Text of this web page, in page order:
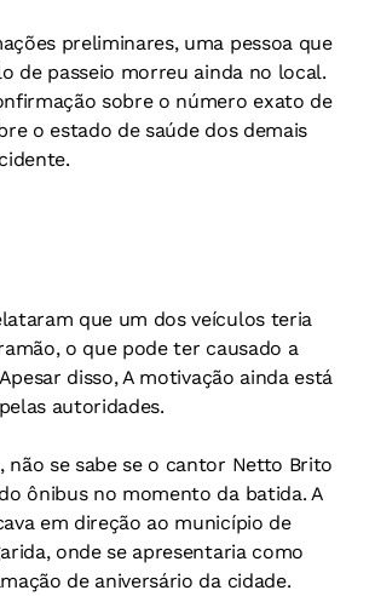
preliminares, uma pessoa que
de passeio morreu ainda no local.
sobre o número exato de
o estado de saúde dos demais
que um dos veículos teria
o que pode ter causado a
disso, A motivação ainda está
autoridades.
não se sabe se o cantor Netto Brito
ônibus no momento da batida. A
em direção ao município de
onde se apresentaria como
de aniversário da cidade.